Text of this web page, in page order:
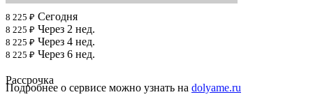
8 225 ₽ Сегодня
8 225 ₽ Через 2 нед.
8 225 ₽ Через 4 нед.
8 225 ₽ Через 6 нед.
Подробнее о сервисе можно узнать на dolyame.ru
Рассрочка